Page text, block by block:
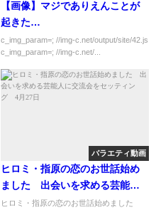
【画像】マジでありえんことが
起きた…
c_img_param=; //img-c.net/output/site/42.js
c_img_param=; //img-c.net/...
バラエティ動画
ヒロミ・指原の恋のお世話始め
ました 出会いを求める芸能人
に交流会をセッティング 4月27
ヒロミ・指原の恋のお世話始めました